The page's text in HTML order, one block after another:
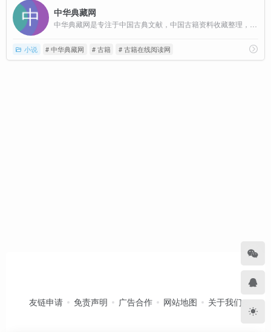
中华典藏网
小说 # 中华典藏网 # 古籍 # 古籍在线阅读网
友链申请 免责声明 广告合作 网站地图 关于我们